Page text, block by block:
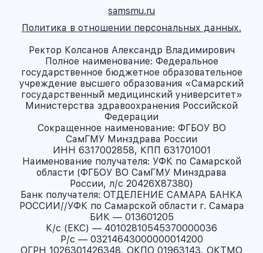
samsmu.ru
Политика в отношении персональных данных.
Ректор Колсанов Александр Владимирович
Полное наименование: Федеральное
государственное бюджетное образовательное
учреждение высшего образования «Самарский
государственный медицинский университет»
Министерства здравоохранения Российской
Федерации
Сокращенное наименование: ФГБОУ ВО
СамГМУ Минздрава России
ИНН 6317002858, КПП 631701001
Наименование получателя: УФК по Самарской
области (ФГБОУ ВО СамГМУ Минздрава
России, л/с 20426X87380)
Банк получателя: ОТДЕЛЕНИЕ САМАРА БАНКА
РОССИИ//УФК по Самарской области г. Самара
БИК — 013601205
К/с (ЕКС) — 40102810545370000036
Р/с — 03214643000000014200
ОГРН 1026301426348, ОКПО 01963143, ОКТМО